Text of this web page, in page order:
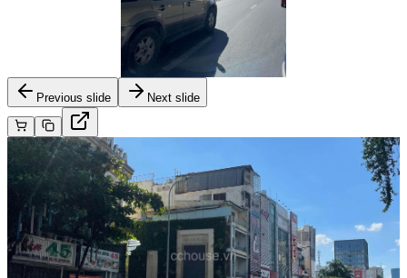
Previous slide Next slide